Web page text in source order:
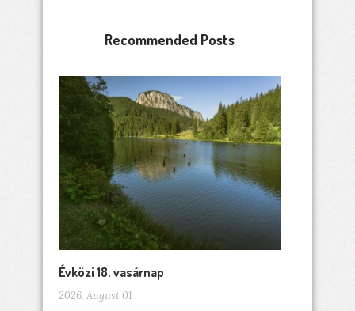
Recommended Posts
Évközi 18. vasárnap
2026. August 01